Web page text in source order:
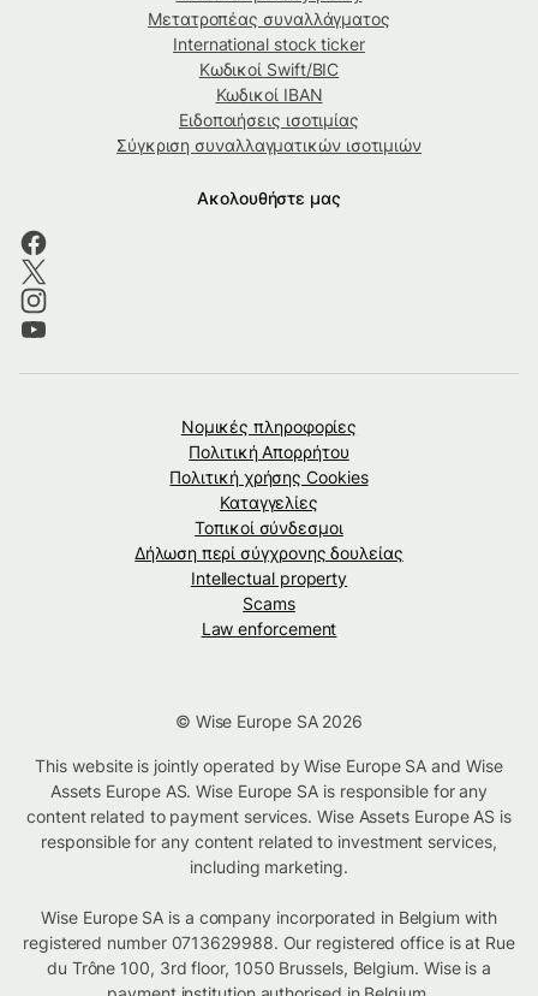
Μετατροπέας συναλλάγματος
International stock ticker
Κωδικοί Swift/BIC
Κωδικοί IBAN
Ειδοποιήσεις ισοτιμίας
Σύγκριση συναλλαγματικών ισοτιμιών
Ακολουθήστε μας
Νομικές πληροφορίες
Πολιτική Απορρήτου
Πολιτική χρήσης Cookies
Καταγγελίες
Τοπικοί σύνδεσμοι
Δήλωση περί σύγχρονης δουλείας
Intellectual property
Scams
Law enforcement
© Wise Europe SA 2026
This website is jointly operated by Wise Europe SA and Wise
Assets Europe AS. Wise Europe SA is responsible for any
content related to payment services. Wise Assets Europe AS is
responsible for any content related to investment services,
including marketing.
Wise Europe SA is a company incorporated in Belgium with
registered number 0713629988. Our registered office is at Rue
du Trône 100, 3rd floor, 1050 Brussels, Belgium. Wise is a